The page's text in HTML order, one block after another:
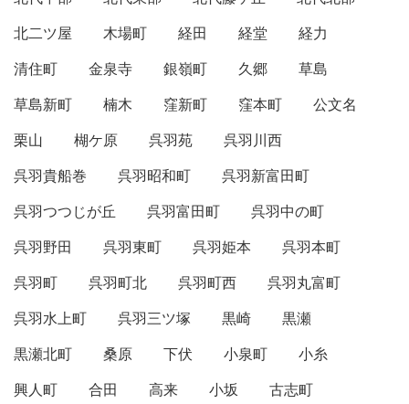
北二ツ屋
木場町 経田 経堂
経力
清住町
金泉寺 銀嶺町 久郷
草島
草島新町
楠木 窪新町 窪本町
公文名
栗山
楜ケ原 呉羽苑
呉羽川西
呉羽貴船巻
呉羽昭和町
呉羽新富田町
呉羽つつじが丘
呉羽富田町
呉羽中の町
呉羽野田
呉羽東町 呉羽姫本
呉羽本町
呉羽町
呉羽町北 呉羽町西
呉羽丸富町
呉羽水上町
呉羽三ツ塚 黒崎
黒瀬
黒瀬北町
桑原 下伏 小泉町
小糸
興人町
合田 高来 小坂
古志町